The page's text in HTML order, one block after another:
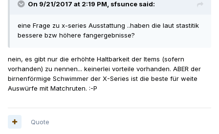
On 9/21/2017 at 2:19 PM, sfsunce said:
eine Frage zu x-series Ausstattung ..haben die laut stastitik
bessere bzw höhere fangergebnisse?
nein, es gibt nur die erhöhte Haltbarkeit der Items (sofern
vorhanden) zu nennen... keinerlei vorteile vorhanden. ABER der
birnenförmige Schwimmer der X-Series ist die beste für weite
Auswürfe mit Matchruten. :-P
Quote